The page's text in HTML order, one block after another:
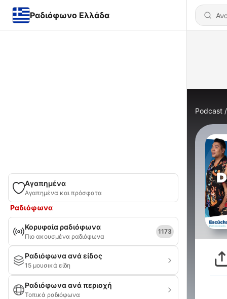
Ραδιόφωνο Ελλάδα
Αγαπημένα
Αγαπημένα και πρόσφατα
Ραδιόφωνα
Κορυφαία ραδιόφωνα
Πιο ακουσμένα ραδιόφωνα
1173
Ραδιόφωνα ανά είδος
15 μουσικά είδη
Ραδιόφωνα ανά περιοχή
Τοπικά ραδιόφωνα
Podcast